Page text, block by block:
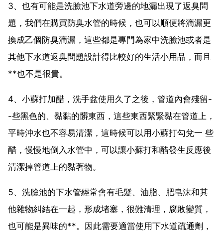
3、也有可能是洗臉池下水道旁邊的地漏出現了返臭問
題，我們在購買防臭水管的時候，也可以順便將滴漏更
換成乙個防臭滴漏，這些都是專門為家中洗臉池或者是
其他下水道返臭問題設計得比較好的生活小用品，而且
**也不是很貴。
4、小蘇打加醋，洗手盆使用久了之後，管道內會殘留-
-些黑色的、黏黏的髒東西，這些東西緊緊黏在管道上，
平時沖水也不容易清潔，這時候可以用小蘇打勾兌一 些
醋，慢慢地倒入水管中，可以讓小蘇打和醋發生反應後
清潔掉管道上的黏著物。
5、洗臉池的下水管經常會有毛髮、油脂、肥皂沫和其
他雜物糾結在一起，形成堵塞，很難清理，腐敗變質，
也可能是異味的**。因此需要適當使用下水道疏通劑，